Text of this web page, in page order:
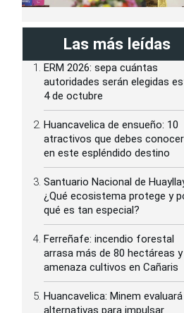
Las más leídas
ERM 2026: sepa cuántas
autoridades serán elegidas
4 de octubre
Huancavelica de ensueño: 10
atractivos que debes conocer
en este espléndido destino
Santuario Nacional de
¿Qué ecosistema protege y
qué es tan especial?
Ferreñafe: incendio forestal
arrasa más de 80 hectáreas y
amenaza cultivos en Cañaris
Huancavelica: Minem evaluará
alternativas para impulsar